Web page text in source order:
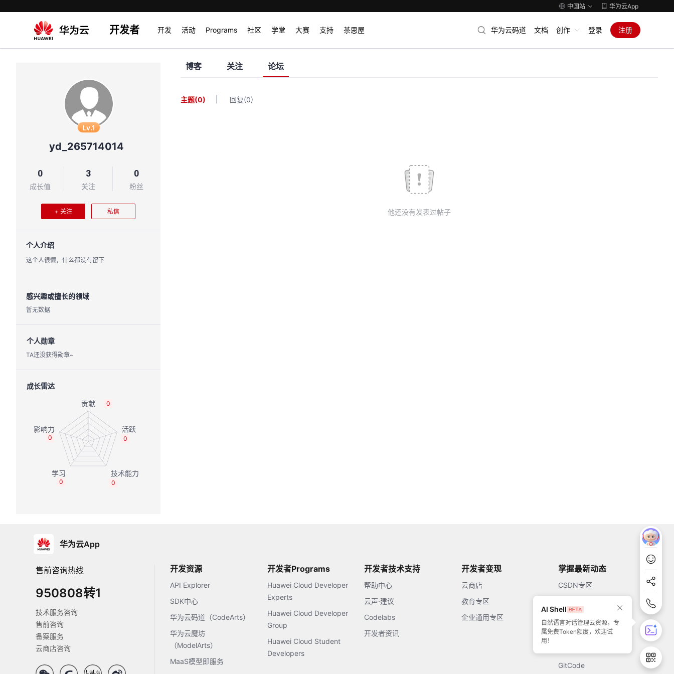
中国站 华为云App
开发者 开发 活动 Programs 社区 学堂 大赛 支持 茶思屋 华为云码道 文档 创作 登录 注册
Lv.1
yd_265714014
0
成长值
3
关注
0
粉丝
+ 关注 私信
个人介绍
这个人很懒，什么都没有留下
感兴趣或擅长的领域
暂无数据
个人勋章
TA还没获得勋章~
成长雷达
0
0
0
0
0
博客 关注 论坛
主题(0) 回复(0)
他还没有发表过帖子
华为云App
售前咨询热线
950808转1
技术服务咨询
售前咨询
备案服务
云商店咨询
开发资源
API Explorer
SDK中心
华为云码道（CodeArts）
华为云魔坊
（ModelArts）
MaaS模型即服务
开发者Programs
Huawei Cloud Developer
Experts
Huawei Cloud Developer
Group
Huawei Cloud Student
Developers
开发者技术支持
帮助中心
云声·建议
Codelabs
开发者资讯
开发者变现
云商店
教育专区
企业通用专区
掌握最新动态
CSDN专区
51CTO
GitCode
AI Shell
自然语言对话管理云资源，专
属免费Token额度，欢迎试
用！